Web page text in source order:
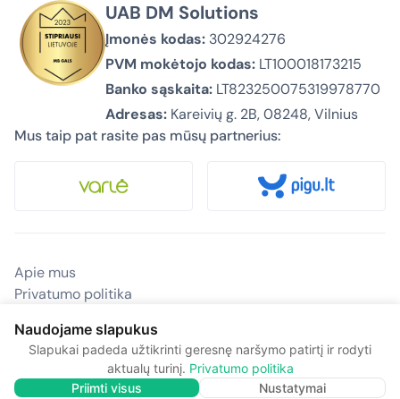
UAB DM Solutions
Įmonės kodas: 302924276
PVM mokėtojo kodas: LT100018173215
Banko sąskaita: LT823250075319978770
Adresas: Kareivių g. 2B, 08248, Vilnius
Mus taip pat rasite pas mūsų partnerius:
© 2026 Biurovizija.lt – Visos teisės saugomos.
Apie mus
Privatumo politika
Kontaktai
Naudojame slapukus
Slapukai padeda užtikrinti geresnę naršymo patirtį ir rodyti
aktualų turinį. Privatumo politika
Priimti visus
Nustatymai